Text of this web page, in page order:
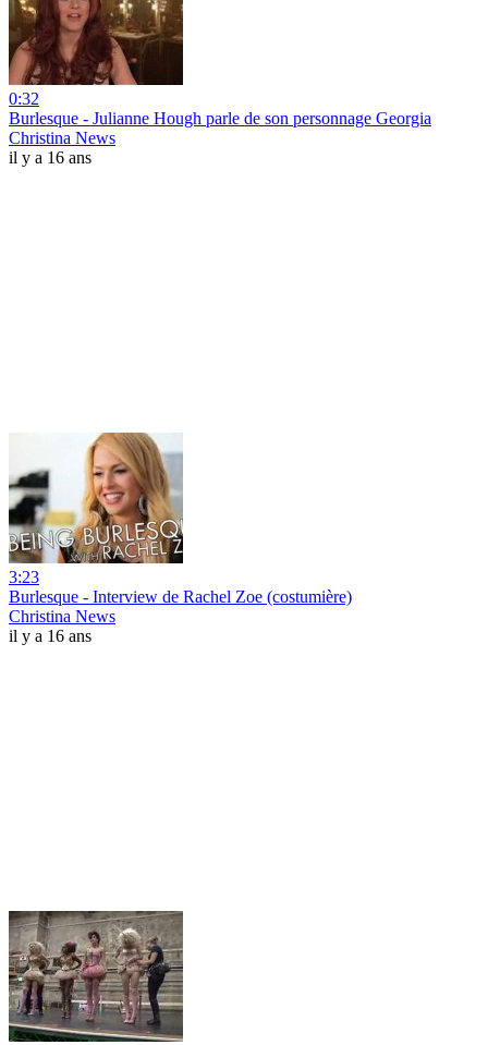
0:32
Burlesque - Julianne Hough parle de son personnage Georgia
Christina News
il y a 16 ans
3:23
Burlesque - Interview de Rachel Zoe (costumière)
Christina News
il y a 16 ans